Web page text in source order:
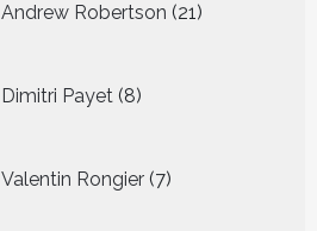
Andrew Robertson 21
producten
Dimitri Payet 8
producten
Valentin Rongier 7
producten